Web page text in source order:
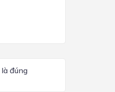
là đúng